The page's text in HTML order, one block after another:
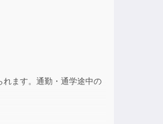
ます。通勤・通学途中の